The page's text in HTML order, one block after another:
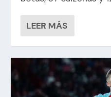
LEER MÁS